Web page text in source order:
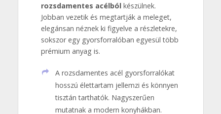
rozsdamentes acélbólkészülnek.
Jobban vezetik és megtartják a meleget,
elegánsan néznek ki figyelve a részletekre,
sokszor egy gyorsforralóban egyesül több
prémium anyag is.
A rozsdamentes acél gyorsforralókat
hosszú élettartam jellemzi és könnyen
tisztán tarthatók. Nagyszerűen
mutatnak a modern konyhákban.